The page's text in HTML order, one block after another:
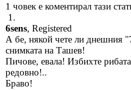
1 човек е коментирал тази
1.
6sens, Registered
А бе, някой чете ли днешния
снимката на Ташев!
Пичове, евала! Избихте
редовно!..
Браво!